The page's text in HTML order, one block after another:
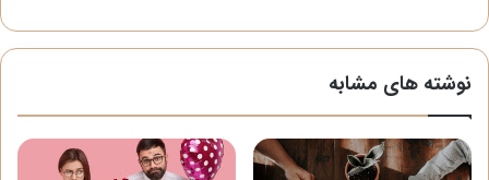
نوشته های مشابه